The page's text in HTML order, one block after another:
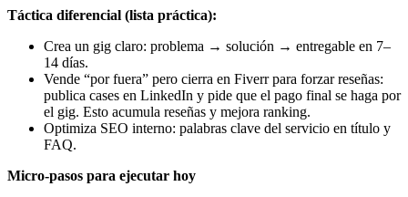
Táctica diferencial (lista práctica):
Crea un gig claro: problema → solución → entregable en 7–
14 días.
Vende “por fuera” pero cierra en Fiverr para forzar reseñas:
publica cases en LinkedIn y pide que el pago final se haga por
el gig. Esto acumula reseñas y mejora ranking.
Optimiza SEO interno: palabras clave del servicio en título y
FAQ.
Micro‑pasos para ejecutar hoy